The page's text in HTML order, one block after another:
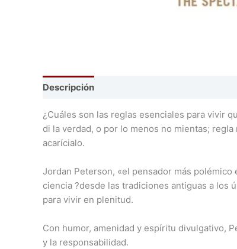
Descripción
¿Cuáles son las reglas esenciales para vivir
di la verdad, o por lo menos no mientas;
acarícialo.
Jordan Peterson, «el pensador más
ciencia ?desde las tradiciones antiguas a los
para vivir en plenitud.
Con humor, amenidad y espíritu divulgativo,
y la responsabilidad.